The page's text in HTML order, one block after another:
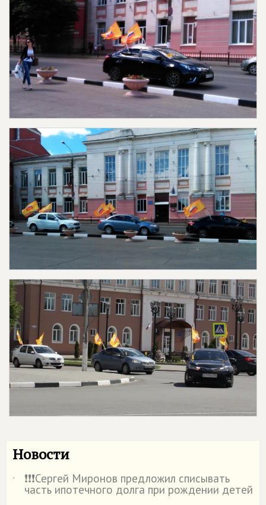
Новости
˙ ❗️❗️❗️Сергей Миронов предложил списывать
часть ипотечного долга при рождении детей